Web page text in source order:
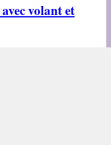
volant et